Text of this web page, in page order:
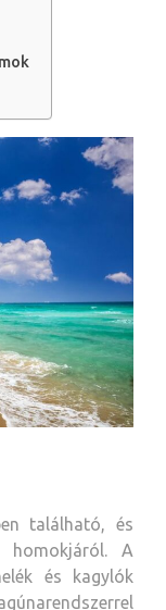
található, és
homokjáról. A
és kagylók